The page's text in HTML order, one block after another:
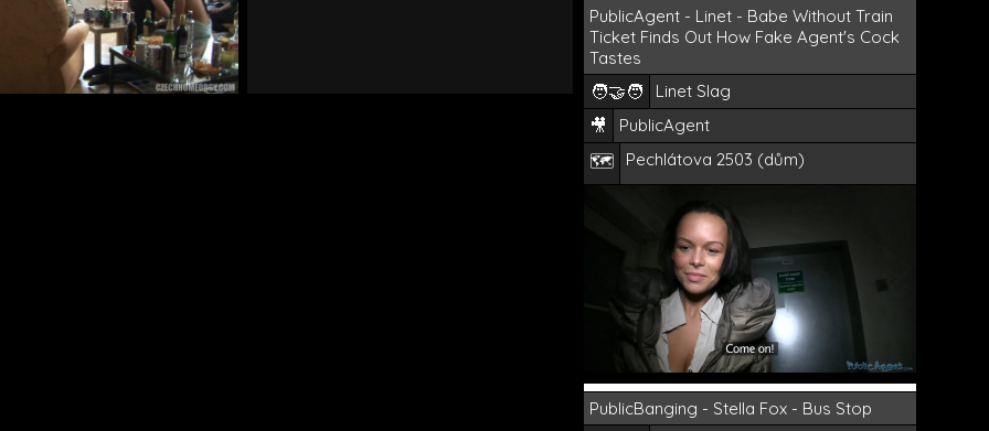
PublicAgent - Linet - Babe Without Train
Ticket Finds Out How Fake Agent's Cock
Tastes
🧑‍🤝‍🧑 Linet Slag
🎥 PublicAgent
🗺️ Pechlátova 2503 (dům)
PublicBanging - Stella Fox - Bus Stop